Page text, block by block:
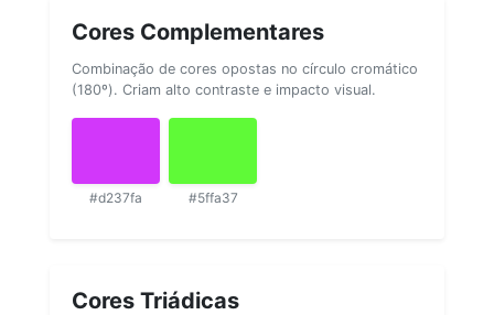
Cores Complementares
Combinação de cores opostas no círculo cromático
(180º). Criam alto contraste e impacto visual.
#d237fa #5ffa37
Cores Triádicas